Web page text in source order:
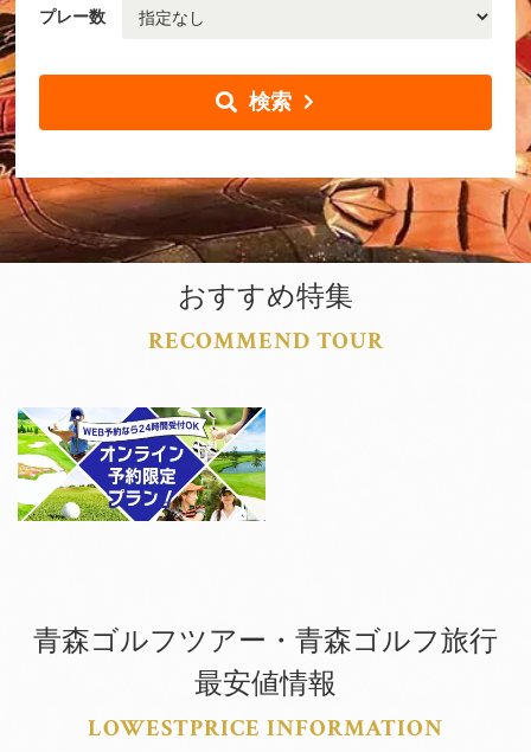
プレー数
検索
おすすめ特集
RECOMMEND TOUR
青森ゴルフツアー・青森ゴルフ旅行
最安値情報
LOWESTPRICE INFORMATION